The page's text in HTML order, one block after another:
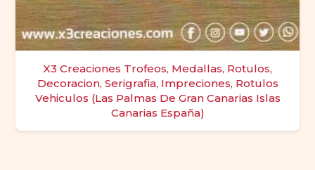
X3 Creaciones Trofeos, Medallas, Rotulos,
Decoracion, Serigrafia, Impreciones, Rotulos
Vehiculos (Las Palmas De Gran Canarias Islas
Canarias España)